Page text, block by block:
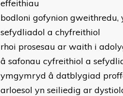
effeithiau
bodloni gofynion
sefydliadol a chyfreithiol
rhoi prosesau ar waith i
â safonau cyfreithiol a
ymgymryd â datblygiad
arloesol yn seiliedig ar